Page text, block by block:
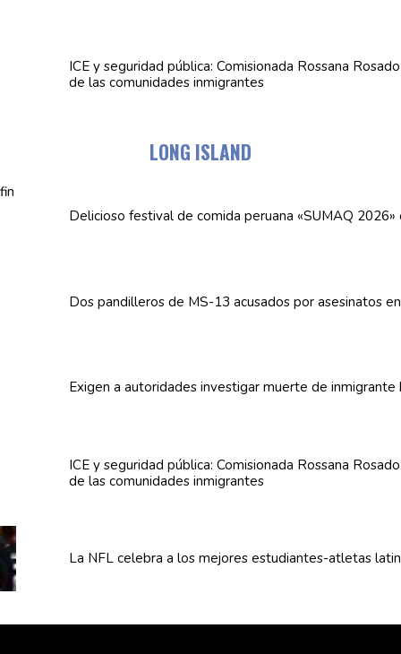
ICE y seguridad pública: Comisionada Rossana
de las comunidades inmigrantes
LONG ISLAND
Delicioso festival de comida peruana «SUMAQ
Dos pandillerosde MS-13 acusados por asesinatos
Exigen a autoridadesinvestigar muerte de inmigrante
ICE y seguridad pública: Comisionada Rossana
de las comunidades inmigrantes
La NFL celebra a los mejores estudiantes-atletas